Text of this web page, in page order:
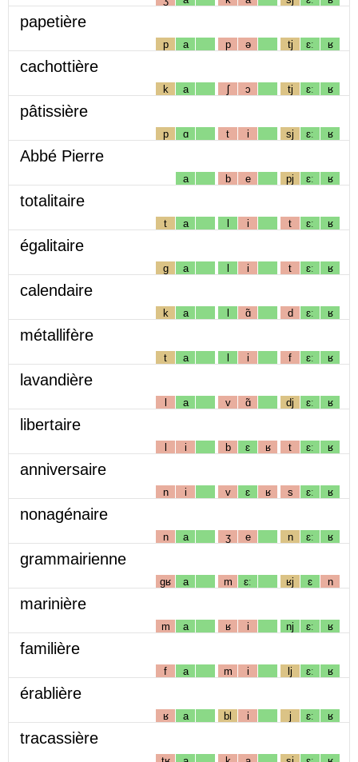
papetière
p a p ə tj ɛː ʁ
cachottière
k a ʃ ɔ tj ɛː ʁ
pâtissière
p ɑ t i sj ɛː ʁ
Abbé Pierre
a b e pj ɛː ʁ
totalitaire
t a l i t ɛː ʁ
égalitaire
g a l i t ɛː ʁ
calendaire
k a l ɑ̃ d ɛː ʁ
métallifère
t a l i f ɛː ʁ
lavandière
l a v ɑ̃ dj ɛː ʁ
libertaire
l i b ɛ ʁ t ɛː ʁ
anniversaire
n i v ɛ ʁ s ɛː ʁ
nonagénaire
n a ʒ e n ɛː ʁ
grammairienne
gʁ a m ɛː ʁj ɛ n
marinière
m a ʁ i nj ɛː ʁ
familière
f a m i lj ɛː ʁ
érablière
ʁ a bl i j ɛː ʁ
tracassière